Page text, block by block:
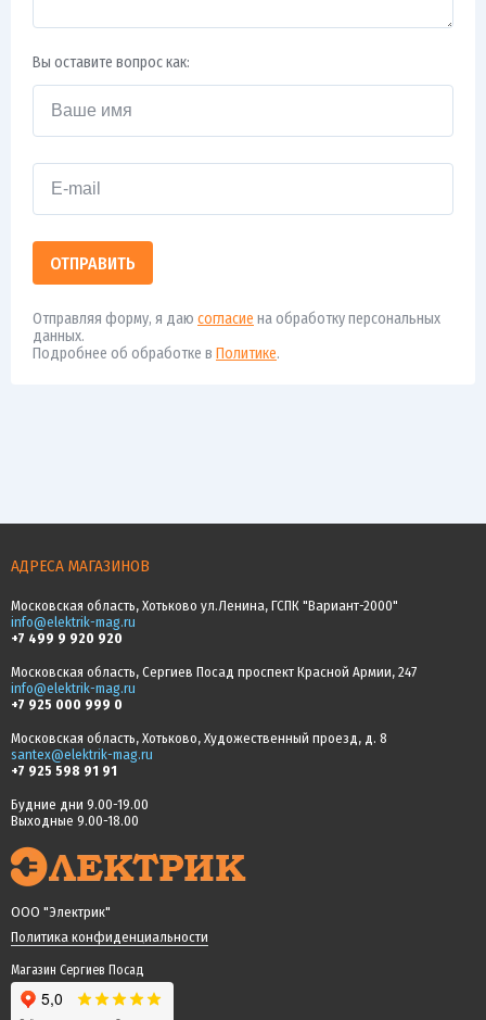
Вы оставите вопрос как:
ОТПРАВИТЬ
Отправляя форму, я даю согласие на обработку персональных
данных.
Подробнее об обработке в Политике.
АДРЕСА МАГАЗИНОВ
Московская область, Хотьково ул.Ленина, ГСПК "Вариант-2000"
info@elektrik-mag.ru
+7 499 9 920 920
Московская область, Сергиев Посад проспект Красной Армии, 247
info@elektrik-mag.ru
+7 925 000 999 0
Московская область, Хотьково, Художественный проезд, д. 8
santex@elektrik-mag.ru
+7 925 598 91 91
Будние дни 9.00-19.00
Выходные 9.00-18.00
ООО "Электрик"
Политика конфиденциальности
Магазин Сергиев Посад